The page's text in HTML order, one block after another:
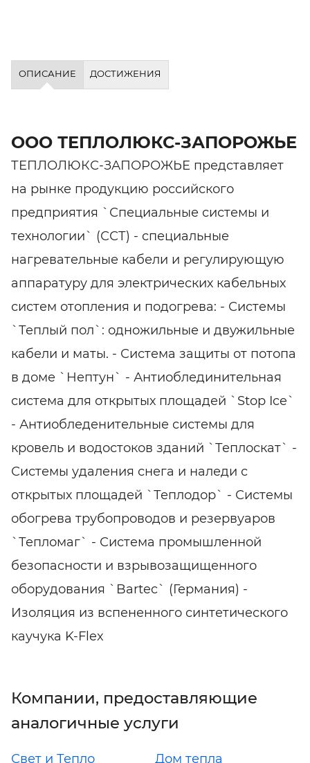
ОПИСАНИЕ ДОСТИЖЕНИЯ
ООО ТЕПЛОЛЮКС-ЗАПОРОЖЬЕ
ТЕПЛОЛЮКС-ЗАПОРОЖЬЕ представляет
на рынке продукцию российского
предприятия `Специальные системы и
технологии` (ССТ) - специальные
нагревательные кабели и регулирующую
аппаратуру для электрических кабельных
систем отопления и подогрева: - Системы
`Теплый пол`: одножильные и двужильные
кабели и маты. - Система защиты от потопа
в доме `Нептун` - Антиоблединительная
система для открытых площадей `Stop Ice`
- Антиобледенительные системы для
кровель и водостоков зданий `Теплоскат` -
Системы удаления снега и наледи с
открытых площадей `Теплодор` - Системы
обогрева трубопроводов и резервуаров
`Тепломаг` - Система промышленной
безопасности и взрывозащищенного
оборудования `Bartec` (Германия) -
Изоляция из вспененного синтетического
каучука K-Flex
Компании, предоставляющие
аналогичные услуги
Свет и Тепло Дом тепла